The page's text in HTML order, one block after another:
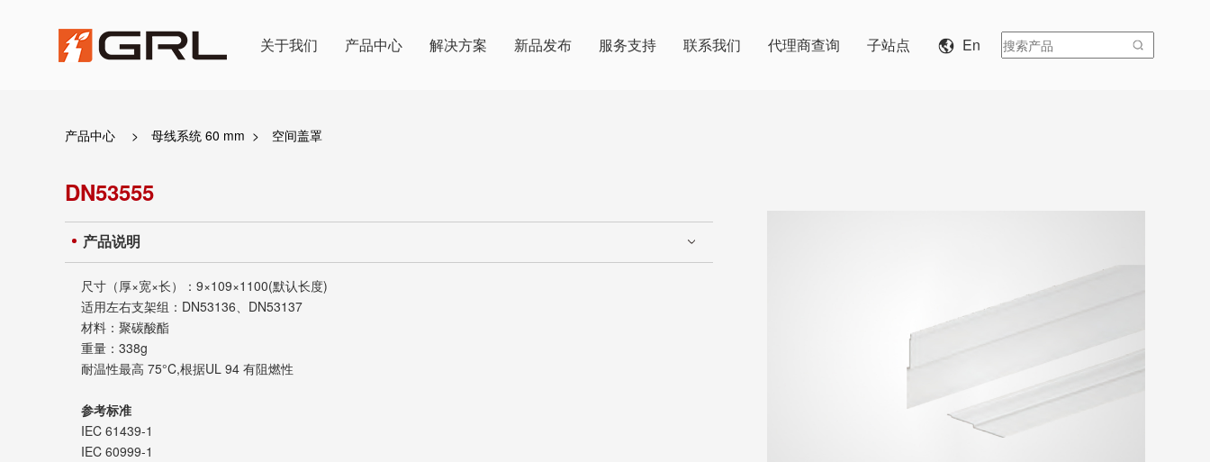
关于我们 产品中心 解决方案 新品发布 服务支持 联系我们 代理商查询 子站点 En
产品中心 > 母线系统 60 mm > 空间盖罩
DN53555
产品说明
尺寸（厚×宽×长）：9×109×1100(默认长度)
适用左右支架组：DN53136、DN53137
材料：聚碳酸酯
重量：338g
耐温性最高 75°C,根据UL 94 有阻燃性
参考标准
IEC 61439-1
IEC 60999-1